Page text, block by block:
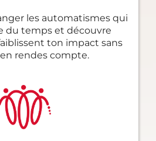
les automatismes qui
du temps et découvre
ton impact sans
rendes compte.